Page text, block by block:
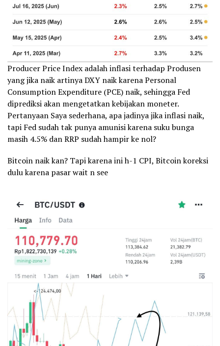
Producer Price Index adalah inflasi terhadap Produsen
yang jika naik artinya DXY naik karena Personal
Consumption Expenditure (PCE) naik, sehingga Fed
diprediksi akan mengetatkan kebijakan moneter.
Pertanyaan Saya sederhana, apa jadinya jika inflasi naik,
tapi Fed sudah tak punya amunisi karena suku bunga
masih 4.5% dan RRP sudah hampir ke nol?
Bitcoin naik kan? Tapi karena ini h-1 CPI, Bitcoin koreksi
dulu karena pasar wait n see